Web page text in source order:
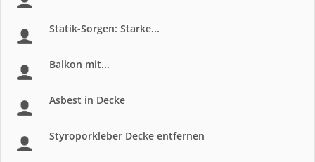
Statik-Sorgen: Starke...
Balkon mit...
Asbest in Decke
Styroporkleber Decke entfernen